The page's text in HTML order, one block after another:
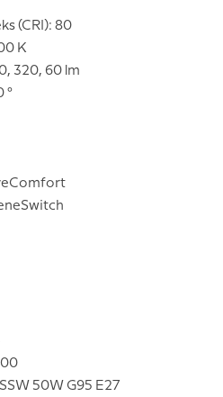
(CRI): 80
K
320, 60 lm
°
50W G95 E27